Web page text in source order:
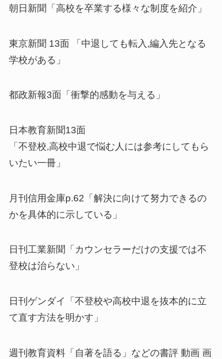
朝日新聞「高校を卒業する様々な制度を紹介」
東京新聞 13面 「中退しても転入,編入先となる
学校がある」
都政新報3面「衝撃的感動を与える」
日本教育新聞13面
「不登校,高校中退で悩む人には参考にしてもら
いたい一冊」
月刊信用金庫p.62「解決に向けて努力できるの
かを具体的に示している」
日刊工業新聞「カウンセラーだけの支援では不
登校は治らない」
日刊ゲンダイ「不登校や高校中退を抜本的に立
て直す方法を明かす」
週刊教育資料「自著を語る」などの書評 動画 画